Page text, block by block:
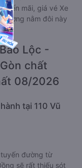
mãi, giá vé Xe
nằm đôi này
Lộc -
chất
08/2026
tại 110 Vũ
đường từ
sẽ rất thiếu sót